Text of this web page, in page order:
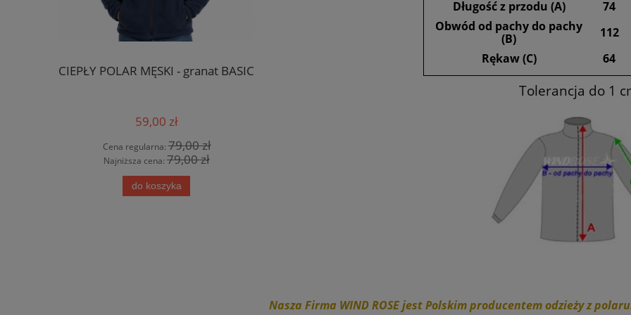
CIEPŁY POLAR MĘSKI - granat BASIC
59,00 zł
Cena regularna:79,00 zł
Najniższa cena: 79,00 zł
do koszyka
CIEPŁA BLUZA WĘDKARSKA
FISHING- UNISEX- khaki
49,99 zł
Cena regularna: 79,99 zł
Najniższa cena: 79,99 zł
do koszyka
Długość z przodu (A)
74
Obwód od pachy do pachy
(B)
112
Rękaw (C)
64
Tolerancja do 1
Nasza Firma WIND ROSE jest Polskim producentem odzieży z